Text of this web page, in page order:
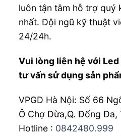
luôn tận tâm hỗ trợ quý
nhất. Đội ngũ kỹ thuật
24/24h.
Vui lòng liên hệ với
tư vấn sử dụng sản
VPGD Hà Nội: Số 66
Ô Chợ Dừa,Q. Đống Đa,
Hotline : 0842480.999